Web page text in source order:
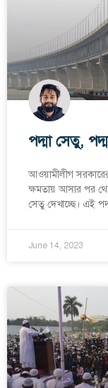
পদ্মা সেতু,
আওয়ামীলীগ সরকারের
ক্ষমতায় আসার পর
সেতু দেখাচ্ছে। এই
June 14, 2023